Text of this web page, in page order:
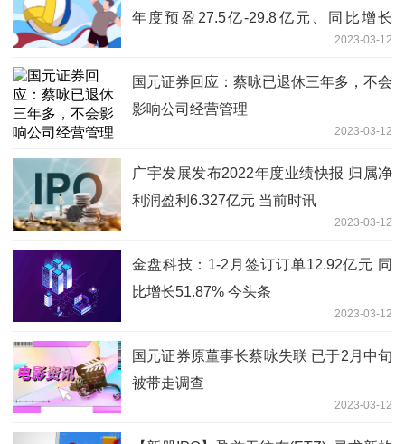
年度预盈27.5亿-29.8亿元、同比增长
2023-03-12
国元证券回应：蔡咏已退休三年多，不会
影响公司经营管理
2023-03-12
广宇发展发布2022年度业绩快报 归属净
利润盈利6.327亿元 当前时讯
2023-03-12
金盘科技：1-2月签订订单12.92亿元 同
比增长51.87% 今头条
2023-03-12
国元证券原董事长蔡咏失联 已于2月中旬
被带走调查
2023-03-12